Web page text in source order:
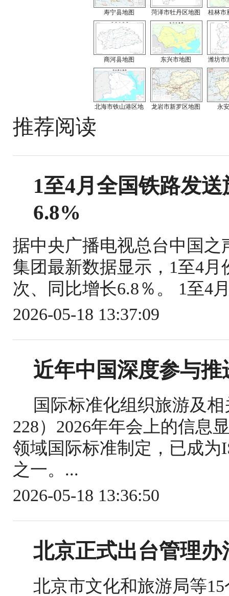
寿宁县地图 菏泽市牡丹区地图 桂林市
商河县地图 东兴市地图 潍坊市
北海市铁山港区地 龙岩市新罗区地图 永
推荐阅读
1至4月全国铁路发
6.8%
据中央广播电视总台中国
集团最新数据显示，1至4月
次、同比增长6.8％。 1至4
2026-05-18 13:37:09
近年中国深度参与
国际标准化组织旅游及
228）2026年年会上的信息
领域国际标准制定，已成为
之一。...
2026-05-18 13:36:50
北京正式出台管理
北京市文化和旅游局等